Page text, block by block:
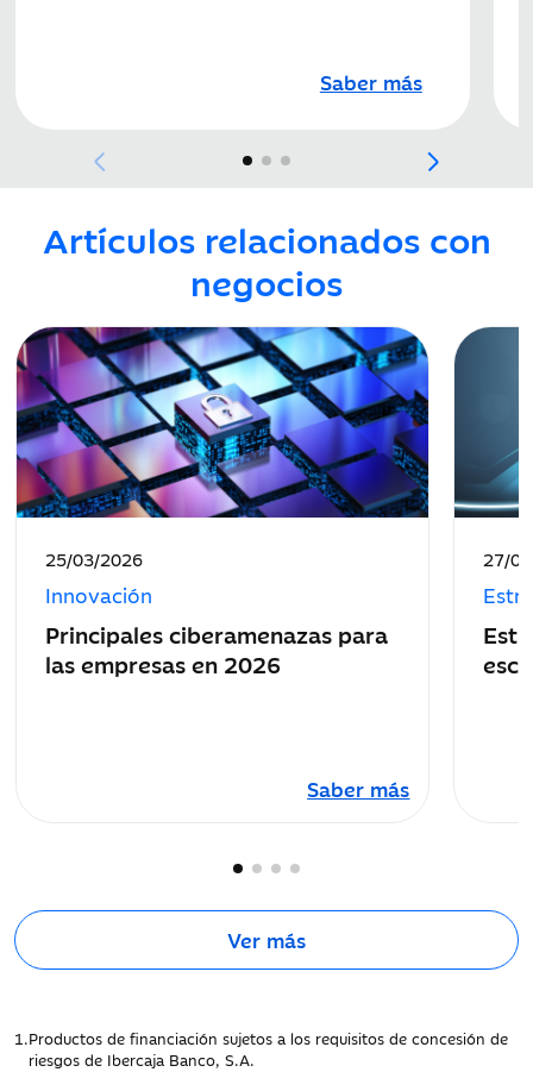
Saber más
Artículos relacionados con
negocios
Fecha
publicación:
25/03/2026
Innovación
Principales ciberamenazas para
las empresas en 2026
Saber más
Fecha
27/
Ver más
1.Productos de financiación sujetos a los requisitos de concesión de
riesgos de Ibercaja Banco, S.A.